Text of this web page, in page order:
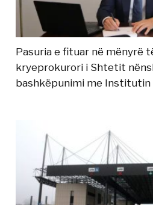
Pasuria e fituar në mënyrë
kryeprokurori i Shtetit
bashkëpunimi me Institutin